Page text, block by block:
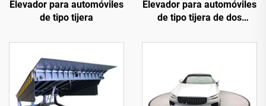
Elevador para automóviles
de tipo tijera
Elevador para automóviles
de tipo tijera de dos
elevadora para